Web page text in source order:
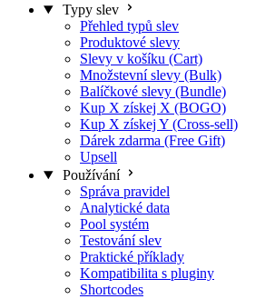
Typy slev
Přehled typů slev
Produktové slevy
Slevy v košíku (Cart)
Množstevní slevy (Bulk)
Balíčkové slevy (Bundle)
Kup X získej X (BOGO)
Kup X získej Y (Cross-sell)
Dárek zdarma (Free Gift)
Upsell
Používání
Správa pravidel
Analytické data
Pool systém
Testování slev
Praktické příklady
Kompatibilita s pluginy
Shortcodes